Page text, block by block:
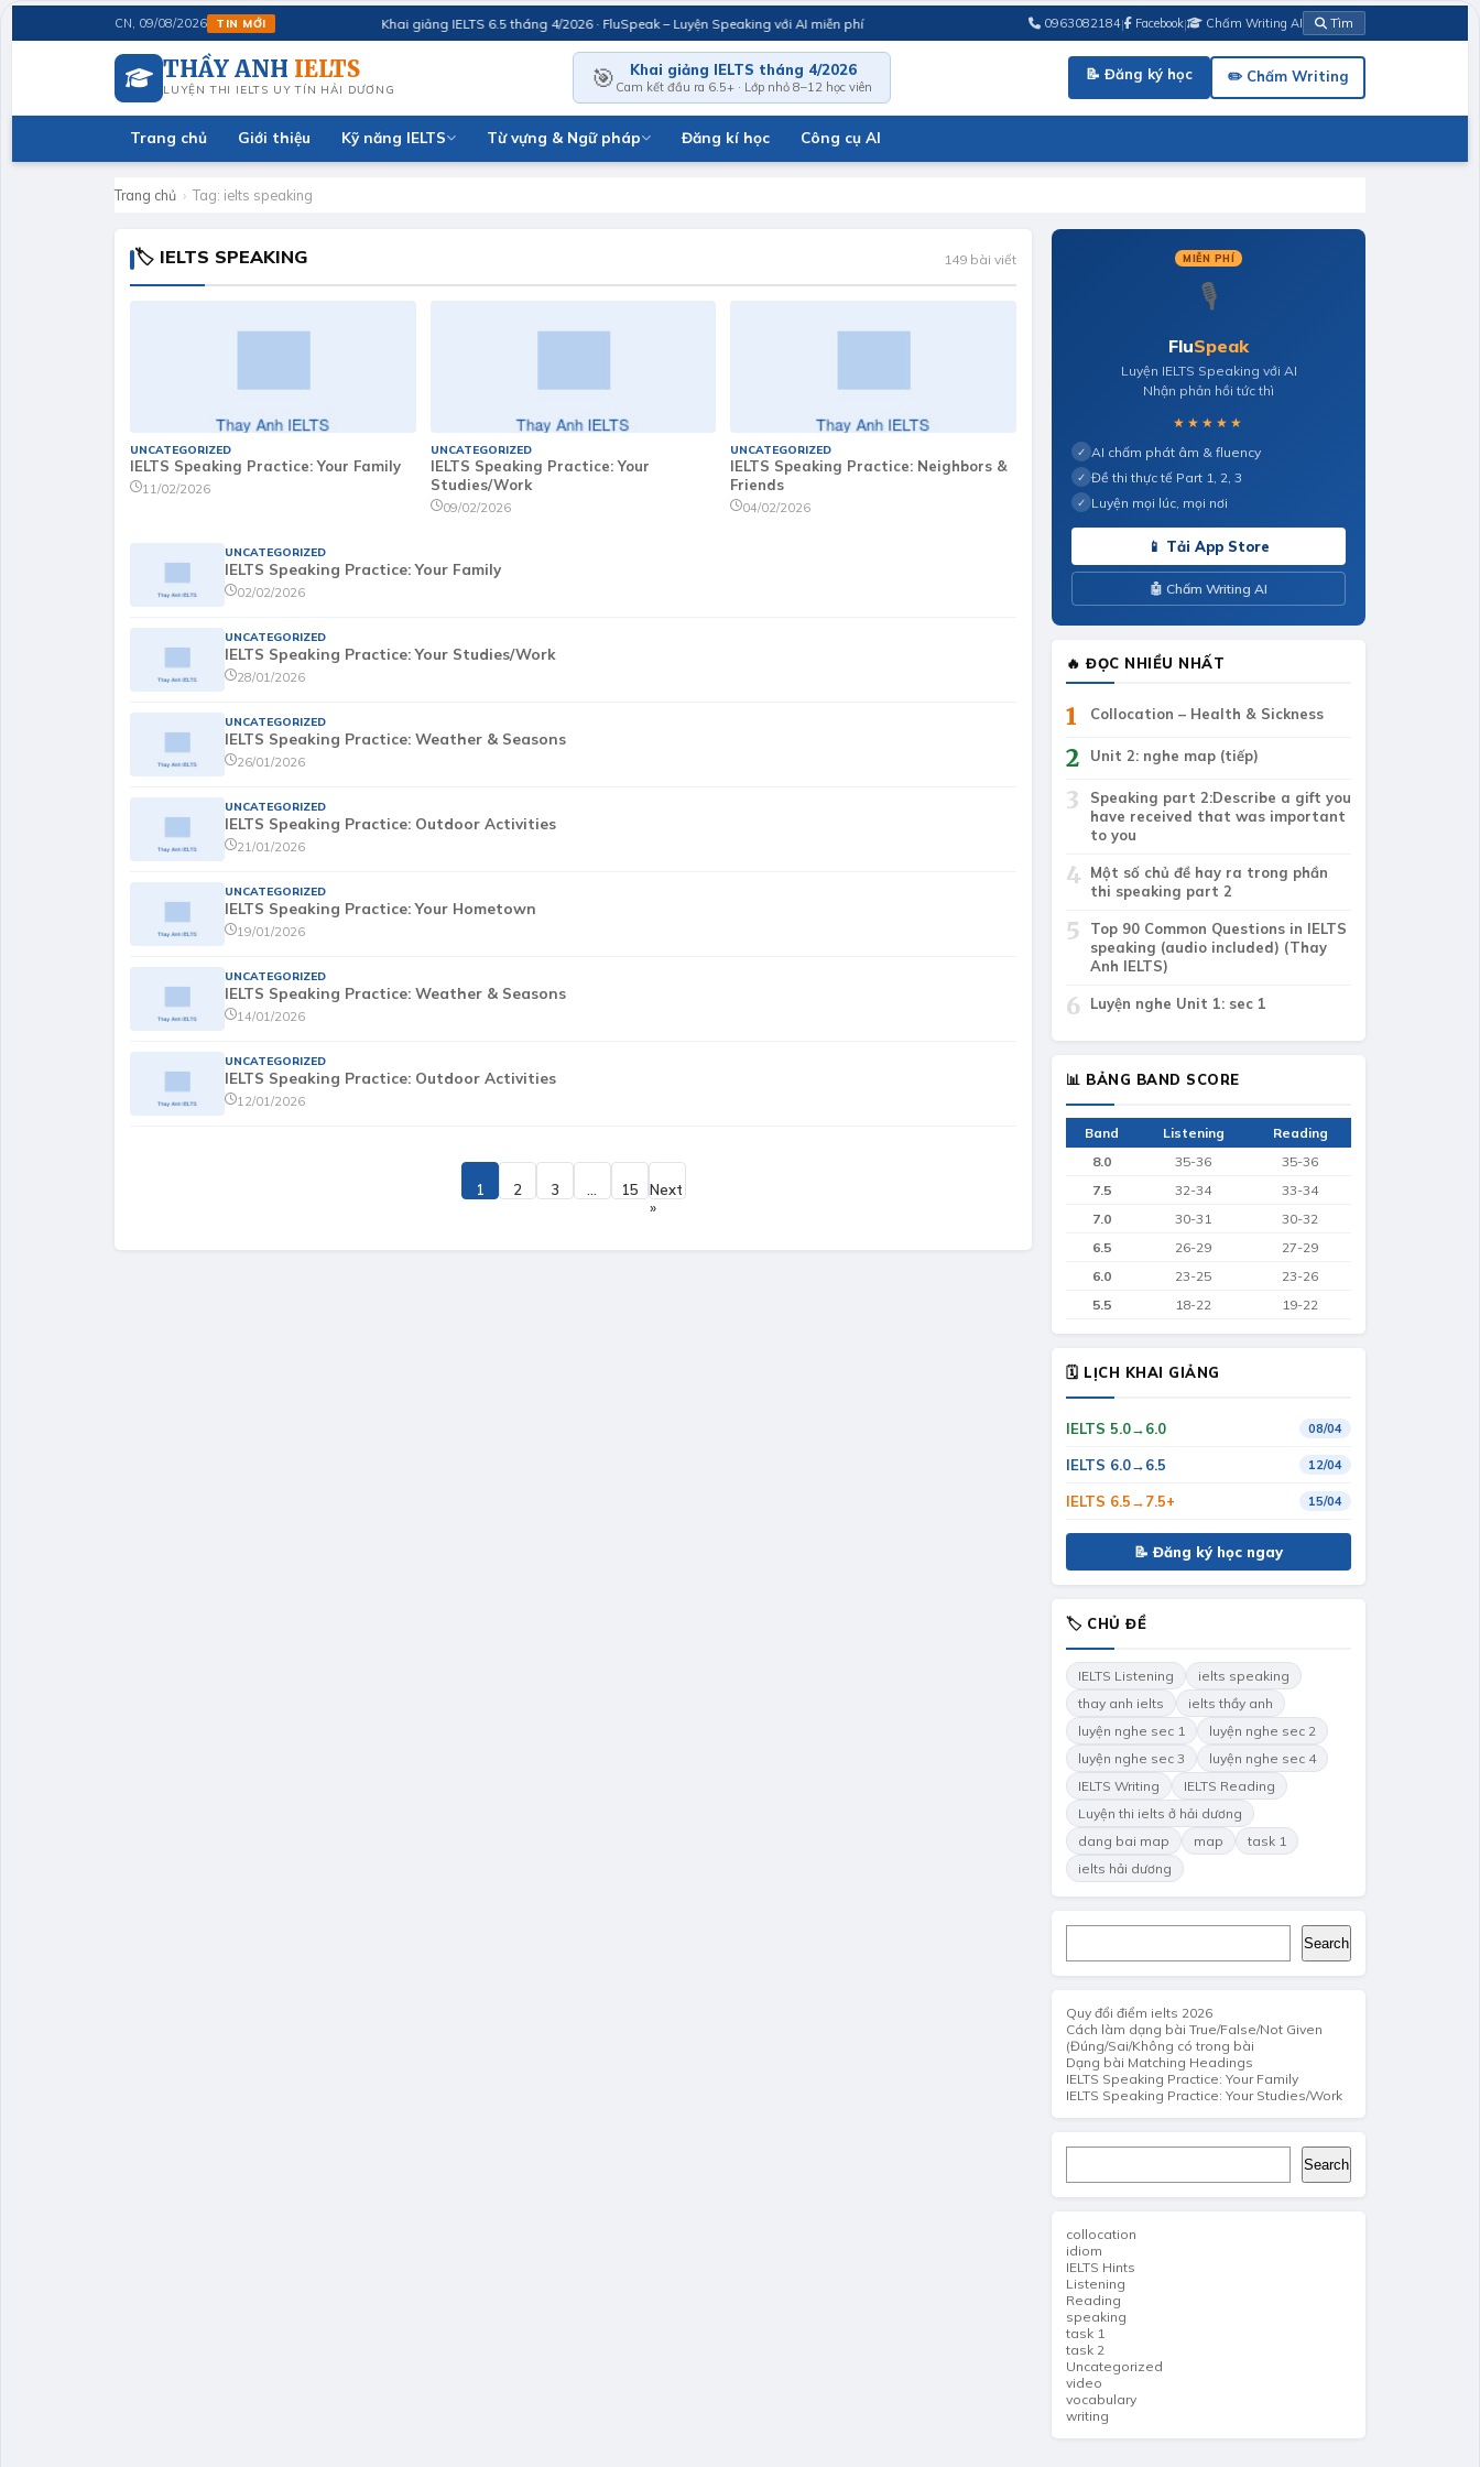
CN, 09/08/2026 TIN MỚI Khai giảng IELTS 6.5 tháng 4/2026 · FluSpeak – Luyện Speaking với AI miễn phí 0963082184| Facebook| Chấm Writing AI Tìm
THẦY ANH IELTS
LUYỆN THI IELTS UY TÍN HẢI DƯƠNG 🎯 Khai giảng IELTS tháng 4/2026
Cam kết đầu ra 6.5+ · Lớp nhỏ 8–12 học viên
📝 Đăng ký học ✏️ Chấm Writing
Trang chủ Giới thiệu Kỹ năng IELTS Từ vựng & Ngữ pháp Đăng kí học Công cụ AI
Trang chủ › Tag: ielts speaking
🏷 IELTS SPEAKING 149 bài viết
UNCATEGORIZED
IELTS Speaking Practice: Your Family
11/02/2026
UNCATEGORIZED
IELTS Speaking Practice: Your
Studies/Work
09/02/2026
UNCATEGORIZED
IELTS Speaking Practice: Neighbors &
Friends
04/02/2026
UNCATEGORIZED
IELTS Speaking Practice: Your Family
02/02/2026
UNCATEGORIZED
IELTS Speaking Practice: Your Studies/Work
28/01/2026
UNCATEGORIZED
IELTS Speaking Practice: Weather & Seasons
26/01/2026
UNCATEGORIZED
IELTS Speaking Practice: Outdoor Activities
21/01/2026
UNCATEGORIZED
IELTS Speaking Practice: Your Hometown
19/01/2026
UNCATEGORIZED
IELTS Speaking Practice: Weather & Seasons
14/01/2026
UNCATEGORIZED
IELTS Speaking Practice: Outdoor Activities
12/01/2026
1 2 3 15
Next
»
MIỄN PHÍ
🎙️
FluSpeak
Luyện IELTS Speaking với AI
Nhận phản hồi tức thì
★★★★★
✓ AI chấm phát âm & fluency
✓ Đề thi thực tế Part 1, 2, 3
✓ Luyện mọi lúc, mọi nơi
📱 Tải App Store
🤖 Chấm Writing AI
🔥 ĐỌC NHIỀU NHẤT
1 Collocation – Health & Sickness
2 Unit 2: nghe map (tiếp)
3
Speaking part 2:Describe a gift you
have received that was important
to you
4
Một số chủ đề hay ra trong phần
thi speaking part 2
5
Top 90 Common Questions in IELTS
speaking (audio included) (Thay
Anh IELTS)
6 Luyện nghe Unit 1: sec 1
📊 BẢNG BAND SCORE
Band Listening
Reading
8.0
35-36
35-36
7.5
32-34
33-34
7.0
30-31
30-32
6.5
26-29
27-29
6.0
23-25
23-26
5.5
18-22 19-22
🗓 LỊCH KHAI GIẢNG
IELTS 5.0→6.0 08/04
IELTS 6.0→6.5 12/04
IELTS 6.5→7.5+ 15/04
📝 Đăng ký học ngay
🏷 CHỦ ĐỀ
IELTS Listening
ielts speaking
thay anh ielts
ielts thầy anh
luyện nghe sec 1
luyện nghe sec 2
luyện nghe sec 3
luyện nghe sec 4
IELTS Writing
IELTS Reading
Luyện thi ielts ở hải dương
dang bai map
map
task 1
ielts hải dương
Search
Quy đổi điểm ielts 2026
Cách làm dạng bài True/False/Not Given
(Đúng/Sai/Không có trong bài
Dạng bài Matching Headings
IELTS Speaking Practice: Your Family
IELTS Speaking Practice: Your Studies/Work
Search
collocation
idiom
IELTS Hints
Listening
Reading
speaking
task 1
task 2
Uncategorized
video
vocabulary
writing